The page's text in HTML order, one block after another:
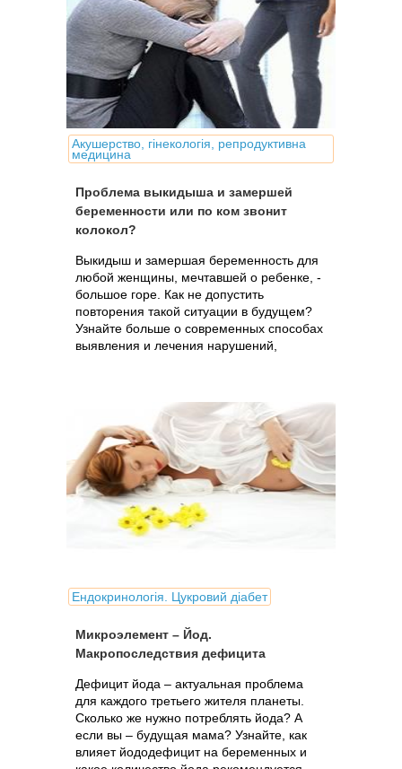
Акушерство, гінекологія, репродуктивна
медицина
Проблема выкидыша и замершей
беременности или по ком звонит
колокол?
Выкидыш и замершая беременность для
любой женщины, мечтавшей о ребенке, -
большое горе. Как не допустить
повторения такой ситуации в будущем?
Узнайте больше о современных способах
выявления и лечения нарушений,
Ендокринологія. Цукровий діабет
Микроэлемент – Йод.
Макропоследствия дефицита
Дефицит йода – актуальная проблема
для каждого третьего жителя планеты.
Сколько же нужно потреблять йода? А
если вы – будущая мама? Узнайте, как
влияет йододефицит на беременных и